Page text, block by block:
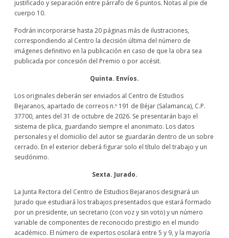
justificado y separación entre párrafo de 6 puntos. Notas al pie de
cuerpo 10.
Podrán incorporarse hasta 20 páginas más de ilustraciones,
correspondiendo al Centro la decisión última del número de
imágenes definitivo en la publicación en caso de que la obra sea
publicada por concesión del Premio o por accésit.
Quinta. Envíos.
Los originales deberán ser enviados al Centro de Estudios
Bejaranos, apartado de correos n.º 191 de Béjar (Salamanca), C.P.
37700, antes del 31 de octubre de 2026. Se presentarán bajo el
sistema de plica, guardando siempre el anonimato. Los datos
personales y el domicilio del autor se guardarán dentro de un sobre
cerrado. En el exterior deberá figurar solo el título del trabajo y un
seudónimo.
Sexta. Jurado.
La Junta Rectora del Centro de Estudios Bejaranos designará un
Jurado que estudiará los trabajos presentados que estará formado
por un presidente, un secretario (con voz y sin voto) y un número
variable de componentes de reconocido prestigio en el mundo
académico. El número de expertos oscilará entre 5 y 9, y la mayoría